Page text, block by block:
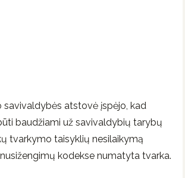
savivaldybės atstovė įspėjo, kad
baudžiami už savivaldybių tarybų
tvarkymo taisyklių nesilaikymą
kodekse numatyta tvarka.